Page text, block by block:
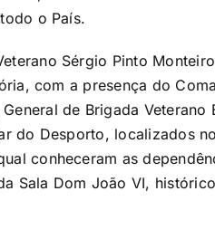
o País.
Sérgio Pinto
com a presença do
de Brigada
do Desporto, localizados
conheceram as
Sala Dom João VI,